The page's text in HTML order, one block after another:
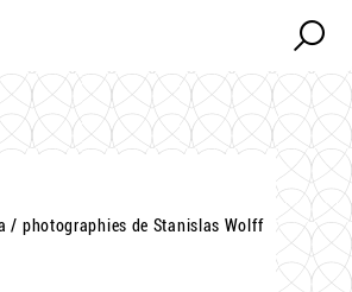
Search
Search
/ photographies de Stanislas Wolff